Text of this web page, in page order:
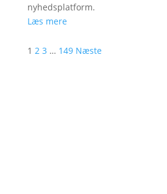
nyhedsplatform.
Læs mere
1 2 3 … 149 Næste